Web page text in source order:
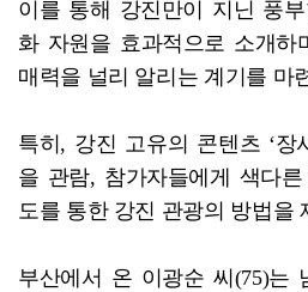
이를 통해 강진만이 지닌 풍
화 자원을 효과적으로 소개하
매력을 널리 알리는 계기를 마
특히, 강진 고유의 콘텐츠 ‘장
을 관람, 참가자들에게 색다
도를 통한 강진 관광의 방법을
부산에서 온 이광순 씨(75)는